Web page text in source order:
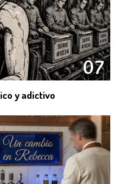
07
y adictivo